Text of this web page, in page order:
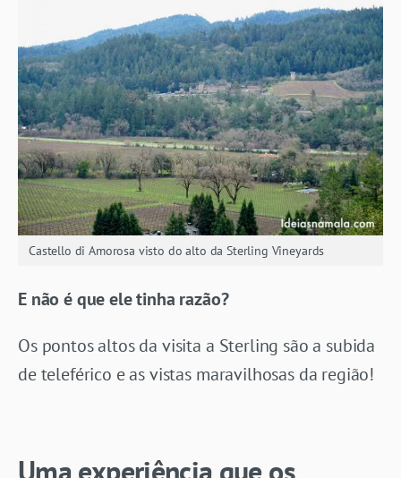
Castello di Amorosa visto do alto da Sterling Vineyards
E não é que ele tinha razão?
Os pontos altos da visita a Sterling são a subida
de teleférico e as vistas maravilhosas da região!